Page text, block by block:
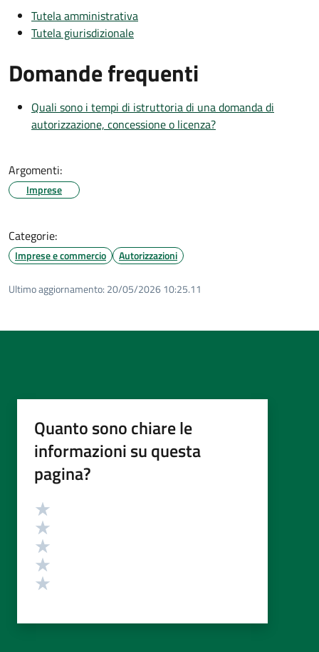
Tutela amministrativa
Tutela giurisdizionale
Domande frequenti
Quali sono i tempi di istruttoria di una domanda di
autorizzazione, concessione o licenza?
Argomenti:
Imprese
Categorie:
Imprese e commercio Autorizzazioni
Ultimo aggiornamento: 20/05/2026 10:25.11
Quanto sono chiare le
informazioni su questa
pagina?
Valutazione